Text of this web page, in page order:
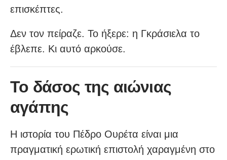
επισκέπτες.
Δεν τον πείραζε. Το ήξερε: η Γκράσιελα το
έβλεπε. Κι αυτό αρκούσε.
Το δάσος της αιώνιας
αγάπης
Η ιστορία του Πέδρο Ουρέτα είναι μια
πραγματική ερωτική επιστολή χαραγμένη στο